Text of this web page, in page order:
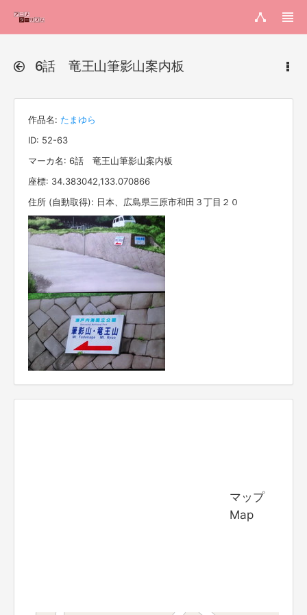
6話 竜王山筆影山案内板
作品名: たまゆら
ID: 52-63
マーカ名: 6話 竜王山筆影山案内板
座標: 34.383042,133.070866
住所 (自動取得): 日本、広島県三原市和田３丁目２０
マップ
Map